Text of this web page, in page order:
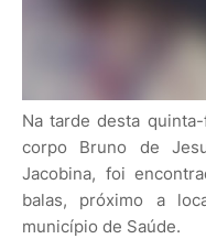
Na tarde desta
corpo Bruno de
Jacobina, foi
balas, próximo a
município de Saúde.